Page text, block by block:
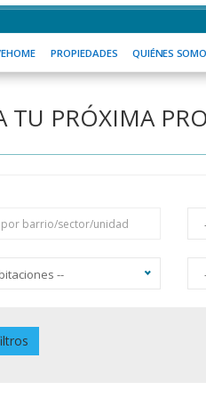
PROPIEDADES QUIÉNES
TU PRÓXIMA
--